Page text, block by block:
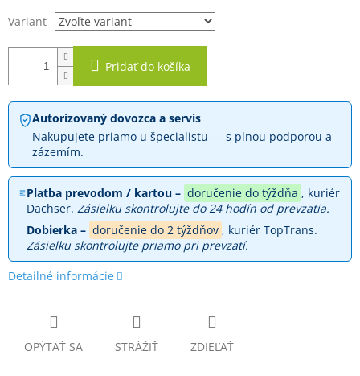
Variant
Pridať do košíka
Autorizovaný dovozca a servis
Nakupujete priamo u špecialistu — s plnou podporou a
zázemím.
Platba prevodom / kartou – doručenie do týždňa , kuriér
Dachser.Zásielku skontrolujte do 24 hodín od prevzatia.
Dobierka – doručenie do 2 týždňov , kuriér TopTrans.
Zásielku skontrolujte priamo pri prevzatí.
Detailné informácie
OPÝTAŤ SA STRÁŽIŤ ZDIEĽAŤ